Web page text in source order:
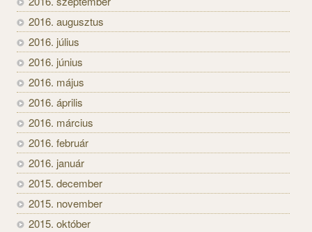
2016. augusztus
2016. július
2016. június
2016. május
2016. április
2016. március
2016. február
2016. január
2015. december
2015. november
2015. október